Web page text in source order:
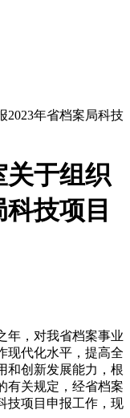
2023年省档案局科技
关于组织
技项目
年，对我省档案事业
现代化水平，提高全
和创新发展能力，根
有关规定，经省档案
技项目申报工作，现